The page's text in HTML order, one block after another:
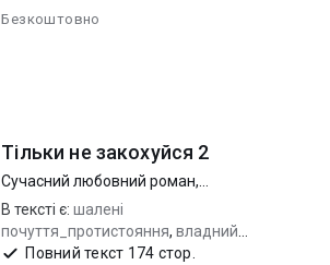
Безкоштовно
Тільки не закохуйся 2
Сучасний любовний роман,
Короткий любовний роман
В тексті є:шалені
почуття_протистояння,владний
чоловік_ризик,
Повний текст 174 стор.